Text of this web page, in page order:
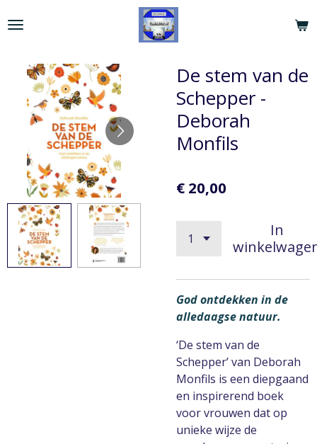
direct
hoofdinhoud
De stem van de
Schepper -
Deborah
Monfils
€ 20,00
In
God ontdekken in de
alledaagse natuur.
‘De stem van de
Schepper’ van Deborah
Monfils is een diepgaand
en inspirerend boek
voor vrouwen dat op
unieke wijze de